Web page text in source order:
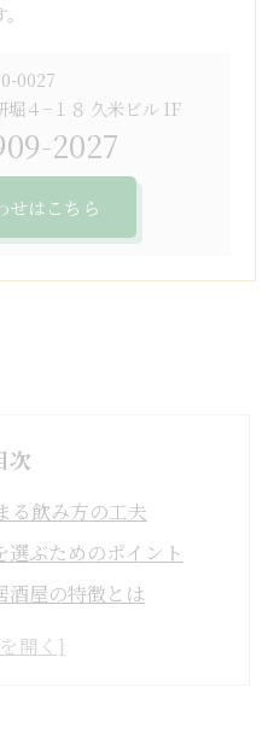
0027
堀４−１８ 久米ビル 1F
2027
せはこちら
次
る飲み方の工夫
ぶためのポイント
酒屋の特徴とは
の時間の過ごし方